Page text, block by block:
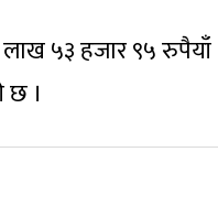
५३ हजार ९५ रुपैयाँ
छ ।